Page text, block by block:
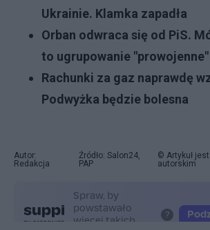
Ukrainie. Klamka zapadła
Orban odwraca się od PiS.
to ugrupowanie "prowojenne"
Rachunki za gaz naprawdę
Podwyżka będzie bolesna
Autor:
Redakcja
Źródło: Salon24,
PAP
© Artykuł
autorskim